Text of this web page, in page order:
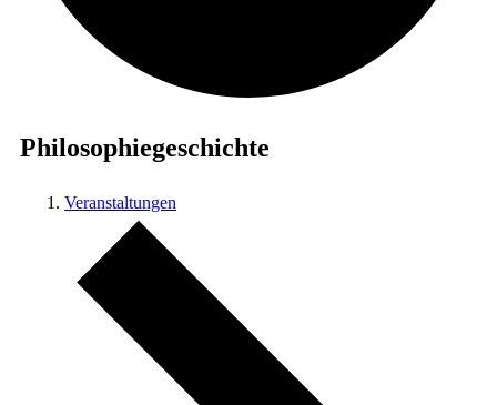
Philosophiegeschichte
Veranstaltungen